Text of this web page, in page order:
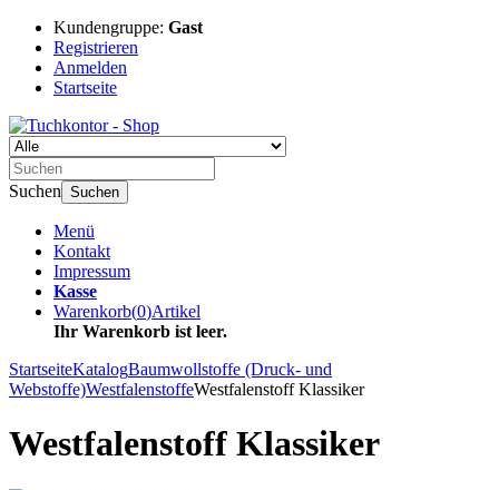
Kundengruppe: Gast
Registrieren
Anmelden
Startseite
Suchen Suchen
Menü
Kontakt
Impressum
Kasse
Warenkorb(0)Artikel
Ihr Warenkorb ist leer.
StartseiteKatalogBaumwollstoffe (Druck- und
Webstoffe)WestfalenstoffeWestfalenstoff Klassiker
Westfalenstoff Klassiker